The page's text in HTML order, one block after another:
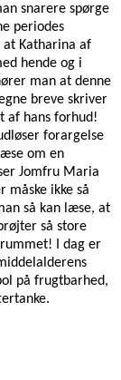
snarere spørge
periodes
Katharina af
hende og i
man at denne
breve skriver
af hans forhud!
forargelse
om en
Jomfru Maria
ikke så
så kan læse, at
så store
I dag er
på frugtbarhed,